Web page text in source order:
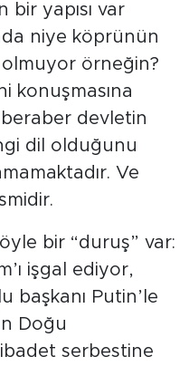
bir yapısı var
niye köprünün
olmuyor örneğin?
konuşmasına
devletin
dil olduğunu
Ve
bir “duruş” var:
işgal ediyor,
başkanı Putin’le
Doğu
serbestine